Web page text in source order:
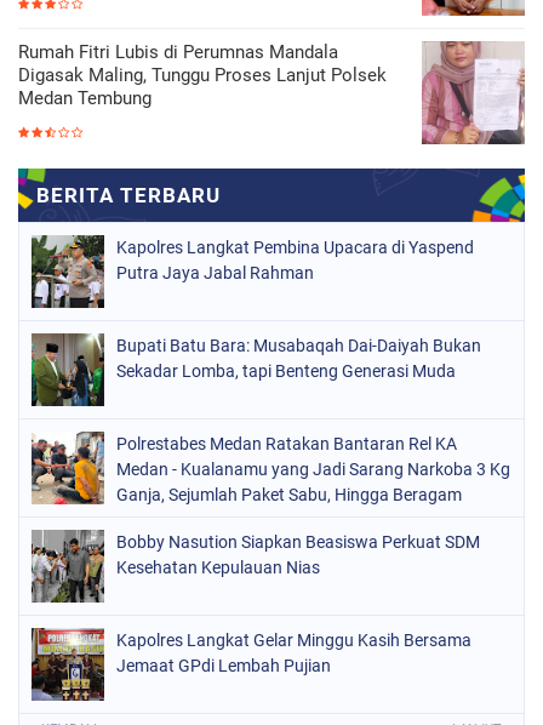
Rumah Fitri Lubis di Perumnas Mandala
Digasak Maling, Tunggu Proses Lanjut Polsek
Medan Tembung
Kapolres Langkat Pembina Upacara di Yaspend
Putra Jaya Jabal Rahman
Bupati Batu Bara: Musabaqah Dai-Daiyah Bukan
Sekadar Lomba, tapi Benteng Generasi Muda
Polrestabes Medan Ratakan Bantaran Rel KA
Medan - Kualanamu yang Jadi Sarang Narkoba 3 Kg
Ganja, Sejumlah Paket Sabu, Hingga Beragam
Bobby Nasution Siapkan Beasiswa Perkuat SDM
Kesehatan Kepulauan Nias
Kapolres Langkat Gelar Minggu Kasih Bersama
Jemaat GPdi Lembah Pujian